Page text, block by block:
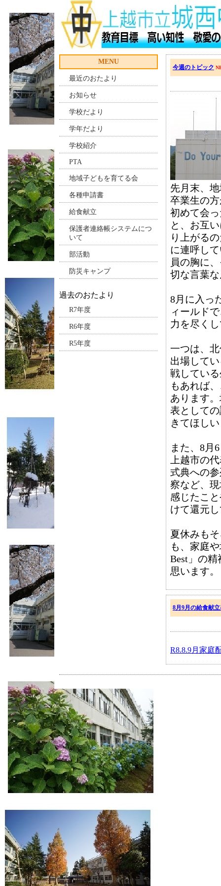
MENU
最近のおたより
お知らせ
学校だより
学年だより
学校紹介
PTA
地域子どもを育てる会
各種申請書
給食献立
保護者連絡帳システムにつ
いて
部活動
防災キャンプ
過去のおたより
R7年度
R6年度
R5年度
今週のトピック
先月末、
卒業生の
初めて会
と、お互
り上がる
に連呼し
員の胸に
切な言葉
8月に入っ
ィールド
力を尽く
一つは、
出場して
戦してい
もあれば
あります
表として
きてほし
また、8月
上越市の
式典への
察など、
感じたこ
けて還元
夏休みも
も、家庭
Best」の
思います。
8月9月の給食献
R8.8.9月家庭